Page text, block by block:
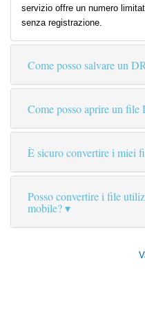
servizio offre un numero
senza registrazione.
Come posso salvare un
Come posso aprire un
È sicuro convertire i miei
Posso convertire i file
mobile?